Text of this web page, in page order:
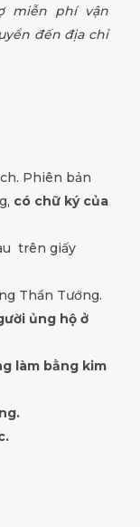
miễn phí vận
đến địa chỉ
Phiên bản
có chữ ký của
trên giấy
Thần Tướng.
ủng hộ ở
làm bằng kim